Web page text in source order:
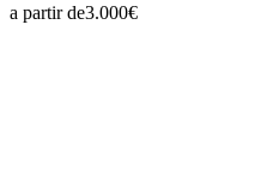
a partir de3.000€